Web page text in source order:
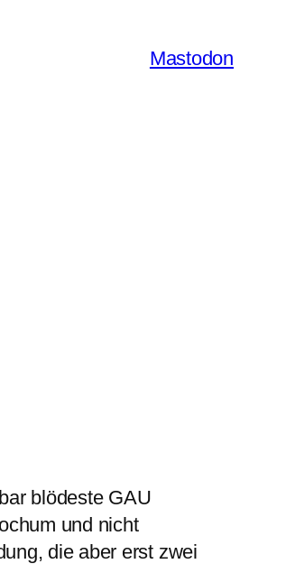
Mastodon
blödeste GAU
und nicht
die aber erst zwei